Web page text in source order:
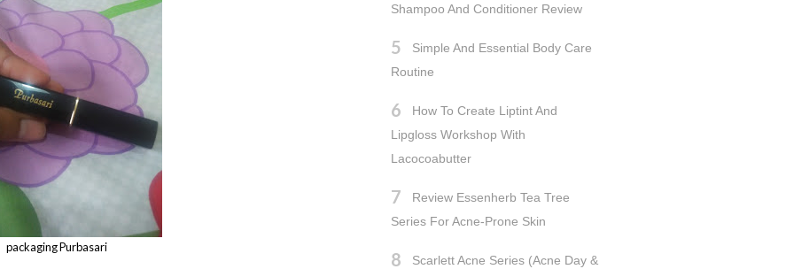
packaging Purbasari
Shampoo And Conditioner Review
Simple And Essential Body Care
Routine
How To Create Liptint And
Lipgloss Workshop With
Lacocoabutter
Review Essenherb Tea Tree
Series For Acne-Prone Skin
Scarlett Acne Series (Acne Day &